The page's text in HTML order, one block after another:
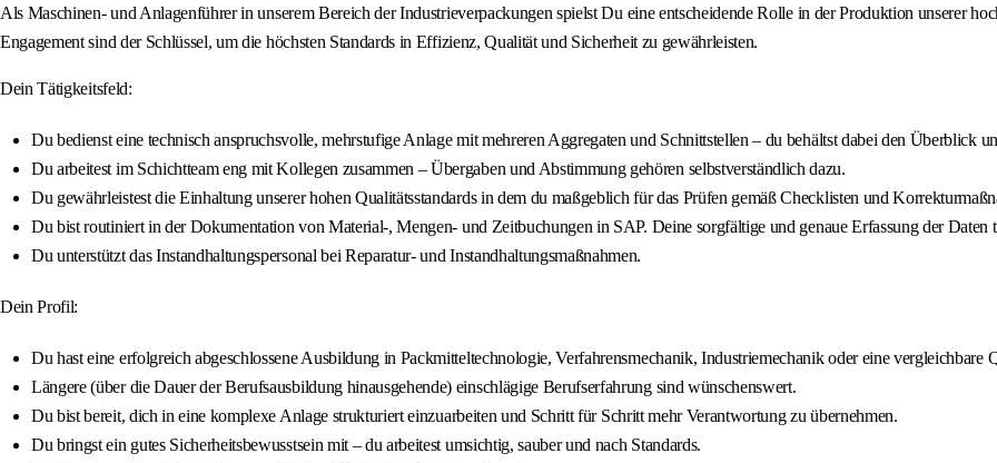
Als Maschinen- und Anlagenführer in unserem Bereich der Industrieverpackungen spielst Du eine entscheidende Rolle in der Produktion unserer
Engagement sind der Schlüssel, um die höchsten Standards in Effizienz, Qualität und Sicherheit zu gewährleisten.
Dein Tätigkeitsfeld:
Du bedienst eine technisch anspruchsvolle, mehrstufige Anlage mit mehreren Aggregaten und Schnittstellen – du behältst dabei den Überblick
Du arbeitest im Schichtteam eng mit Kollegen zusammen – Übergaben und Abstimmung gehören selbstverständlich dazu.
Du gewährleistest die Einhaltung unserer hohen Qualitätsstandards in dem du maßgeblich für das Prüfen gemäß Checklisten und
Du bist routiniert in der Dokumentation von Material-, Mengen- und Zeitbuchungen in SAP. Deine sorgfältige und genaue Erfassung der
Du unterstützt das Instandhaltungspersonal bei Reparatur- und Instandhaltungsmaßnahmen.
Dein Profil:
Du hast eine erfolgreich abgeschlossene Ausbildung in Packmitteltechnologie, Verfahrensmechanik, Industriemechanik oder eine vergleichbare
Längere (über die Dauer der Berufsausbildung hinausgehende) einschlägige Berufserfahrung sind wünschenswert.
Du bist bereit, dich in eine komplexe Anlage strukturiert einzuarbeiten und Schritt für Schritt mehr Verantwortung zu übernehmen.
Du bringst ein gutes Sicherheitsbewusstsein mit – du arbeitest umsichtig, sauber und nach Standards.